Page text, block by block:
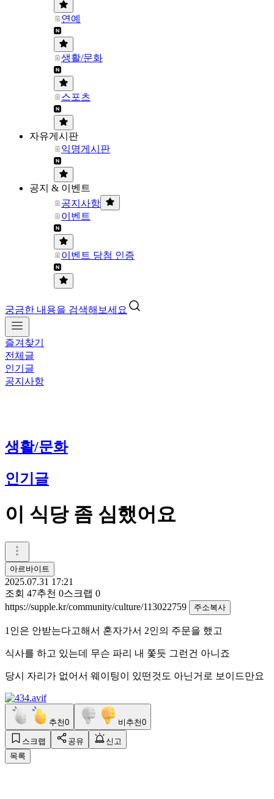
연예
생활/문화
스포츠
자유게시판
익명게시판
공지 & 이벤트
공지사항
이벤트
이벤트 당첨 인증
궁금한 내용을 검색해보세요
즐겨찾기
전체글
인기글
공지사항
생활/문화
인기글
이 식당 좀 심했어요
아르바이트
2025.07.31 17:21
조회 47추천 0스크랩 0
https://supple.kr/community/culture/113022759
주소복사
1인은 안받는다고해서 혼자가서 2인의 주문을 했고
식사를 하고 있는데 무슨 파리 내 쫓듯 그런건 아니죠
당시 자리가 없어서 웨이팅이 있떤것도 아닌거로 보이드만요
추천0 비추천0
스크랩 공유
신고
목록